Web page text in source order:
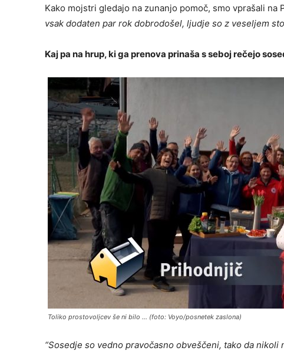
Kako mojstri gledajo na zunanjo pomoč, smo vprašali
vsak dodaten par rok dobrodošel, ljudje so z veseljem
Kaj pa na hrup, ki ga prenova prinaša s seboj rečejo
Toliko prostovoljcev še ni bilo … (foto: Voyo/posnetek zaslona)
“Sosedje so vedno pravočasno obveščeni, tako da